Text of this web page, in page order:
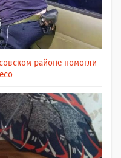
районе помогли